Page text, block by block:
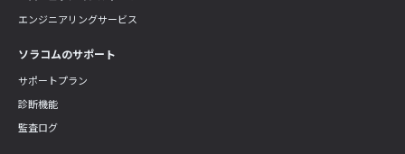
エンジニアリングサービス
ソラコムのサポート
サポートプラン
診断機能
監査ログ